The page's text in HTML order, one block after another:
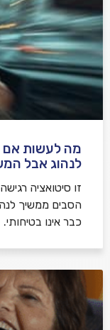
מה לעשות אם
לנהוג אבל
זו סיטואציה
הסבים ממשיך
כבר אינו בטיחותי.